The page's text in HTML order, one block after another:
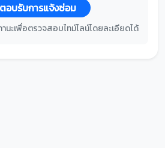
ตอบรับการแจ้งซ่อม
นะเพื่อตรวจสอบไทม์ไลน์โดยละเอียดได้